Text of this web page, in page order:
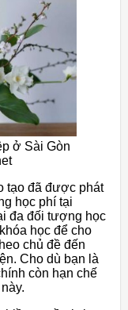
ở Sài Gòn
tạo đã được phát
học phí tại
đa đối tượng học
học để cho
chủ đề đến
Cho dù bạn là
còn hạn chế